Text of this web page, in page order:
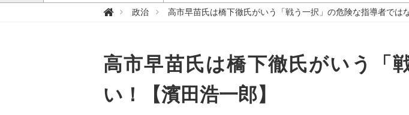
W
n
l
i
（
政治 高市早苗氏は橋下徹氏がいう「戦う一択」の危険な指導者では
高市早苗氏は橋下徹氏がいう「
い！【濱田浩一郎】